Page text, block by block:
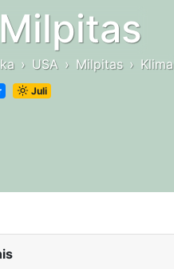
USA Milpitas Klima
Juli